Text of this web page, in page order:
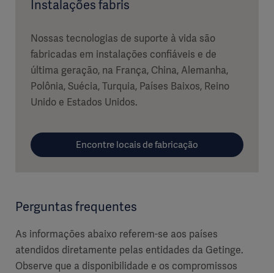
Instalações fabris
Nossas tecnologias de suporte à vida são
fabricadas em instalações confiáveis e de
última geração, na França, China, Alemanha,
Polônia, Suécia, Turquia, Países Baixos, Reino
Unido e Estados Unidos.
Encontre locais de fabricação
Perguntas frequentes
As informações abaixo referem-se aos países
atendidos diretamente pelas entidades da Getinge.
Observe que a disponibilidade e os compromissos